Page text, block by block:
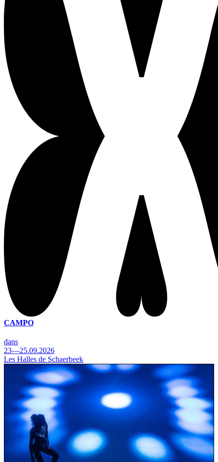
CAMPO
dans
23—25.09.2026
Les Halles de Schaerbeek